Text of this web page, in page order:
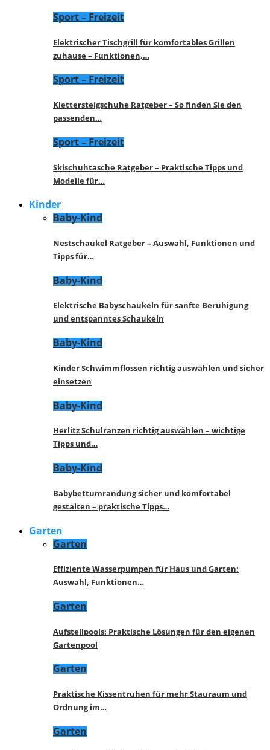
Sport – Freizeit
Elektrischer Tischgrill für komfortables Grillen
zuhause – Funktionen,…
Sport – Freizeit
Klettersteigschuhe Ratgeber – So finden Sie den
passenden…
Sport – Freizeit
Skischuhtasche Ratgeber – Praktische Tipps und
Modelle für…
Kinder
Baby-Kind
Nestschaukel Ratgeber – Auswahl, Funktionen und
Tipps für…
Baby-Kind
Elektrische Babyschaukeln für sanfte Beruhigung
und entspanntes Schaukeln
Baby-Kind
Kinder Schwimmflossen richtig auswählen und sicher
einsetzen
Baby-Kind
Herlitz Schulranzen richtig auswählen – wichtige
Tipps und…
Baby-Kind
Babybettumrandung sicher und komfortabel
gestalten – praktische Tipps…
Garten
Garten
Effiziente Wasserpumpen für Haus und Garten:
Auswahl, Funktionen…
Garten
Aufstellpools: Praktische Lösungen für den eigenen
Gartenpool
Garten
Praktische Kissentruhen für mehr Stauraum und
Ordnung im…
Garten